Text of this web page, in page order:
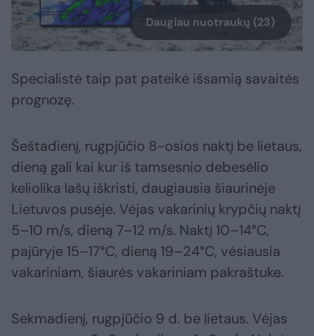
Daugiau nuotraukų (23)
Specialistė taip pat pateikė išsamią savaitės
prognozę.
Šeštadienį, rugpjūčio 8-osios naktį be lietaus,
dieną gali kai kur iš tamsesnio debesėlio
keliolika lašų iškristi, daugiausia šiaurinėje
Lietuvos pusėje. Vėjas vakarinių krypčių naktį
5–10 m/s, dieną 7–12 m/s. Naktį 10–14°C,
pajūryje 15–17°C, dieną 19–24°C, vėsiausia
vakariniam, šiaurės vakariniam pakraštuke.
Sekmadienį, rugpjūčio 9 d. be lietaus. Vėjas